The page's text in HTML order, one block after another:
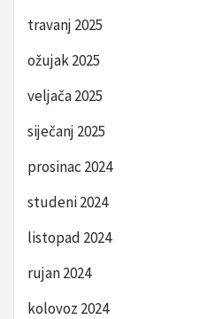
travanj 2025
ožujak 2025
veljača 2025
siječanj 2025
prosinac 2024
studeni 2024
listopad 2024
rujan 2024
kolovoz 2024